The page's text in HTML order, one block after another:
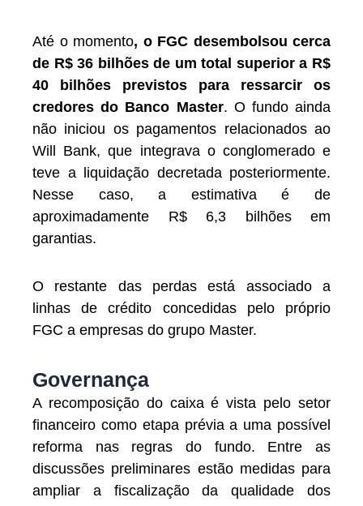
Até o momento, o FGC desembolsou cerca
de R$ 36 bilhões de um total superior a R$
40 bilhões previstos para ressarcir os
credores do Banco Master. O fundo ainda
não iniciou os pagamentos relacionados ao
Will Bank, que integrava o conglomerado e
teve a liquidação decretada posteriormente.
Nesse caso, a estimativa é de
aproximadamente R$ 6,3 bilhões em
garantias.
O restante das perdas está associado a
linhas de crédito concedidas pelo próprio
FGC a empresas do grupo Master.
Governança
A recomposição do caixa é vista pelo setor
financeiro como etapa prévia a uma possível
reforma nas regras do fundo. Entre as
discussões preliminares estão medidas para
ampliar a fiscalização da qualidade dos